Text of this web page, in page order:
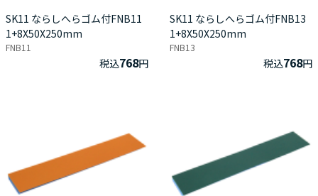
SK11 ならしへらゴム付FNB11
1+8X50X250mm
FNB11
税込768円
SK11 ならしへらゴム付FNB13
1+8X50X250mm
FNB13
税込768円